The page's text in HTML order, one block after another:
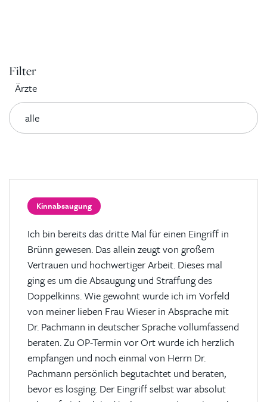
Filter
Ärzte
Kinnabsaugung
Ich bin bereits das dritte Mal für einen Eingriff in
Brünn gewesen. Das allein zeugt von großem
Vertrauen und hochwertiger Arbeit. Dieses mal
ging es um die Absaugung und Straffung des
Doppelkinns. Wie gewohnt wurde ich im Vorfeld
von meiner lieben Frau Wieser in Absprache mit
Dr. Pachmann in deutscher Sprache vollumfassend
beraten. Zu OP-Termin vor Ort wurde ich herzlich
empfangen und noch einmal von Herrn Dr.
Pachmann persönlich begutachtet und beraten,
bevor es losging. Der Eingriff selbst war absolut